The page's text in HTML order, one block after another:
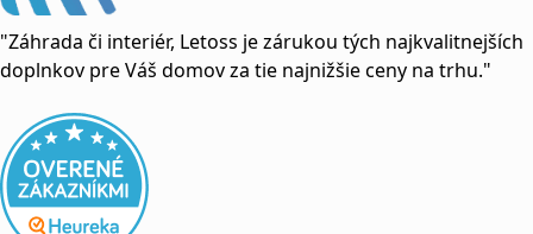
"Záhrada či interiér, Letoss je zárukou tých najkvalitnejších
doplnkov pre Váš domov za tie najnižšie ceny na trhu."